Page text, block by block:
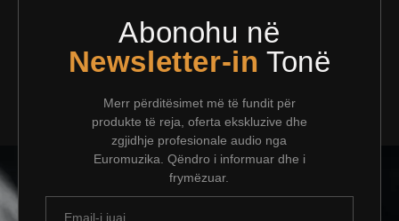
Abonohu në
Newsletter-in Tonë
Merr përditësimet më të fundit për
produkte të reja, oferta ekskluzive dhe
zgjidhje profesionale audio nga
Euromuzika. Qëndro i informuar dhe i
frymëzuar.